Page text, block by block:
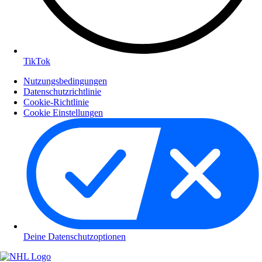
TikTok
Nutzungsbedingungen
Datenschutzrichtlinie
Cookie-Richtlinie
Cookie Einstellungen
Deine Datenschutzoptionen